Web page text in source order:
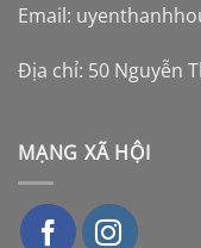
Email:
Địa chỉ: 50 Nguyễn
MẠNG XÃ HỘI